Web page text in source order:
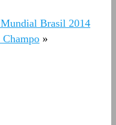
Brasil 2014
»